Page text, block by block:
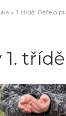
v 1. třídě: Péče o
1.